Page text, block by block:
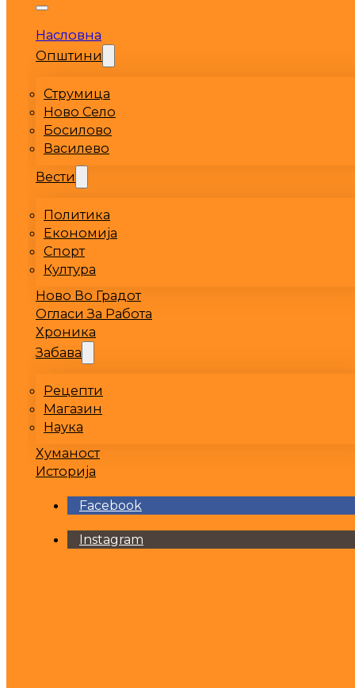
Насловна
Општини
Струмица
Ново Село
Босилово
Василево
Вести
Политика
Економија
Спорт
Култура
Ново Во Градот
Огласи За Работа
Хроника
Забава
Рецепти
Магазин
Наука
Хуманост
Историја
Facebook
Instagram